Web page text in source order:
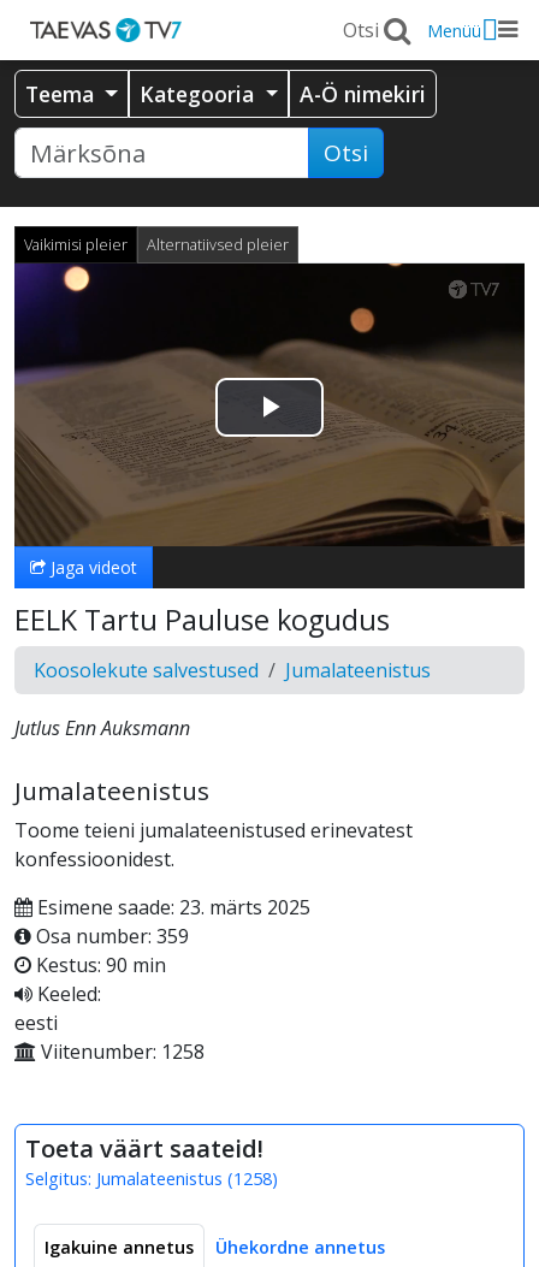
Menüü
Teema Kategooria A-Ö nimekiri
Otsi
Vaikimisi pleier Alternatiivsed pleier
Esita
Jaga videot
EELK Tartu Pauluse kogudus
Koosolekute salvestused Jumalateenistus
Jutlus Enn Auksmann
Jumalateenistus
Toome teieni jumalateenistused erinevatest
konfessioonidest.
Esimene saade: 23. märts 2025
Osa number: 359
Kestus: 90 min
Keeled:
eesti
Viitenumber: 1258
Toeta väärt saateid!
Selgitus: Jumalateenistus (1258)
Igakuine annetus Ühekordne annetus